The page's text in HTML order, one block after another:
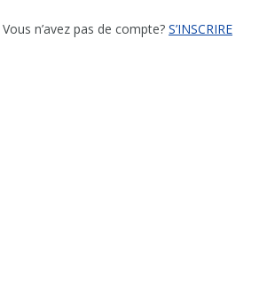
Vous n’avez pas de compte? S’INSCRIRE